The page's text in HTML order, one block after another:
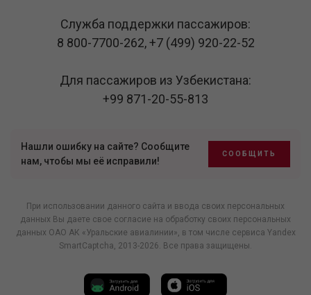
Служба поддержки пассажиров:
8 800-7700-262,+7 (499) 920-22-52
Для пассажиров из Узбекистана:
+99 871-20-55-813
Нашли ошибку на сайте? Сообщите
нам, чтобы мы её исправили!
СООБЩИТЬ
При использовании данного сайта и ввода своих персональных
данных Вы даете свое согласие на обработку своих персональных
данных ОАО АК «Уральские авиалинии», в том числе сервиса Yandex
SmartCaptcha, 2013-2026. Все права защищены.